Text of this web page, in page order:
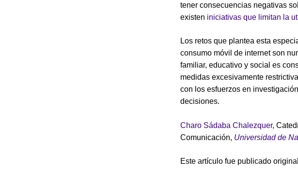
tener consecuencias negativas
existen iniciativas que limitan la
Los retos que plantea esta
consumo móvil de internet son
familiar, educativo y social es
medidas excesivamente
con los esfuerzos en
decisiones.
Charo Sádaba Chalezquer,
Comunicación, Universidad de
Este artículo fue publicado